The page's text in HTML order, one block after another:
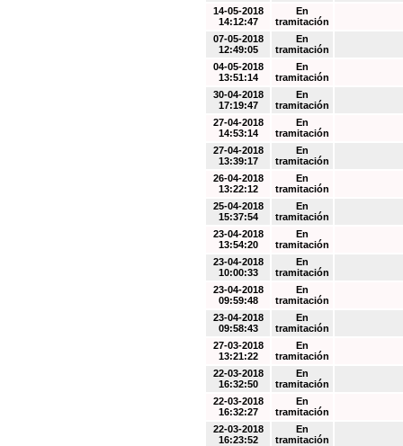
14-05-2018
14:12:47
En
tramitación
07-05-2018
12:49:05
En
tramitación
04-05-2018
13:51:14
En
tramitación
30-04-2018
17:19:47
En
tramitación
27-04-2018
14:53:14
En
tramitación
27-04-2018
13:39:17
En
tramitación
26-04-2018
13:22:12
En
tramitación
25-04-2018
15:37:54
En
tramitación
23-04-2018
13:54:20
En
tramitación
23-04-2018
10:00:33
En
tramitación
23-04-2018
09:59:48
En
tramitación
23-04-2018
09:58:43
En
tramitación
27-03-2018
13:21:22
En
tramitación
22-03-2018
16:32:50
En
tramitación
22-03-2018
16:32:27
En
tramitación
22-03-2018
16:23:52
En
tramitación